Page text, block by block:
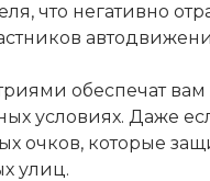
что негативно
обеспечат
условиях. Даже
очков, которые
улиц.